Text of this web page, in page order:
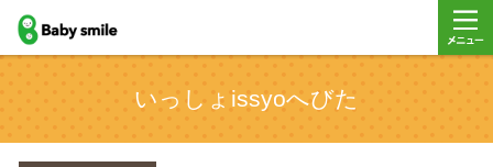
baby smile
いっしょissyoへびた